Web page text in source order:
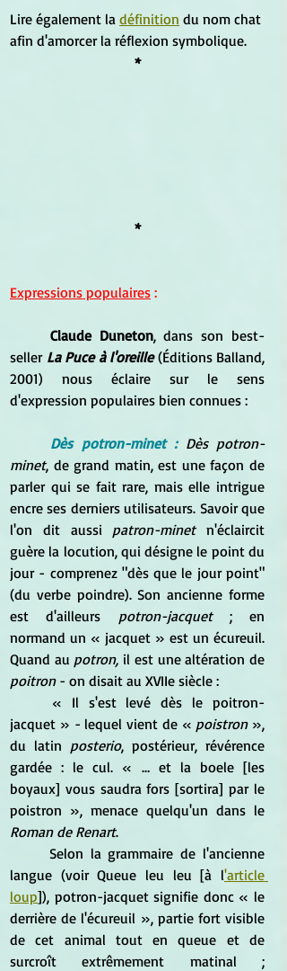
Lire également la définition du nom chat
afin d'amorcer la réflexion symbolique.
*
*
Expressions populaires :
Claude Duneton, dans son best-
seller La Puce à l'oreille (Éditions Balland,
2001) nous éclaire sur le sens
d'expression populaires bien connues :
Dès potron-minet : Dès potron-
minet, de grand matin, est une façon de
parler qui se fait rare, mais elle intrigue
encre ses derniers utilisateurs. Savoir que
l'on dit aussi patron-minet n'éclaircit
guère la locution, qui désigne le point du
jour - comprenez "dès que le jour point"
(du verbe poindre). Son ancienne forme
est d'ailleurs potron-jacquet ; en
normand un « jacquet » est un écureuil.
Quand au potron,
poitron - on disait au XVIIe siècle :
jacquet » - lequel vient de « poistron »,
du latin posterio, postérieur, révérence
gardée : le cul. « … et la boele [les
boyaux] vous saudra fors [sortira] par le
Roman de Renart.
langue (voir Queue leu leu [à l'article
loup]), potron-jacquet signifie donc « le
derrière de l'écureuil », partie fort visible
de cet animal tout en queue et de
surcroît extrêmement matinal ;